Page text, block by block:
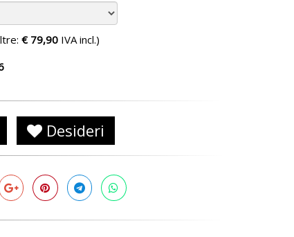
€ 79,90IVA incl.)
Desideri